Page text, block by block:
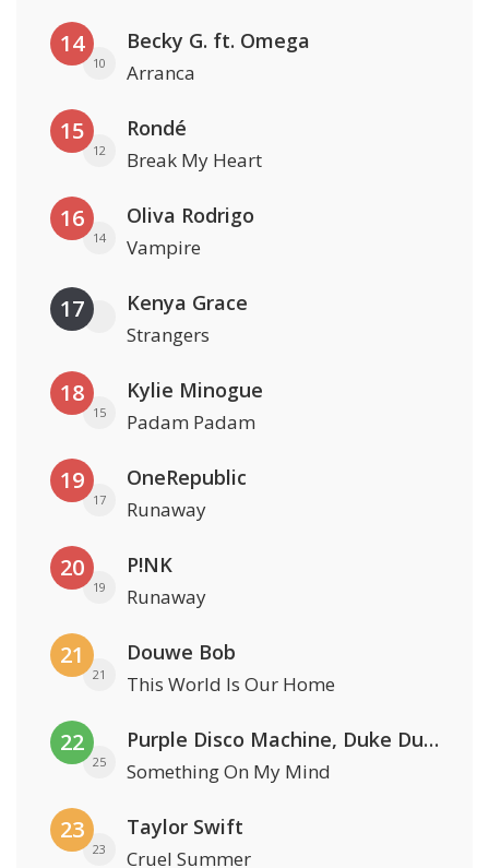
14
10
Becky G. ft. Omega
Arranca
15
12
Rondé
Break My Heart
16
14
Oliva Rodrigo
Vampire
17 Kenya Grace
Strangers
18
15
Kylie Minogue
Padam Padam
19
17
OneRepublic
Runaway
20
19
P!NK
Runaway
21
21
Douwe Bob
This World Is Our Home
22
25
Purple Disco Machine, Duke Dumont & Nothing But Thieves
Something On My Mind
23
23
Taylor Swift
Cruel Summer